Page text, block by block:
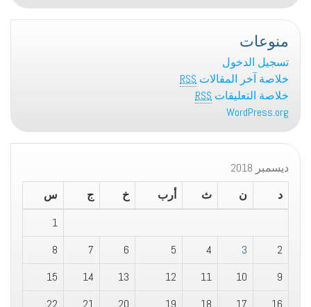
منوعات
تسجيل الدخول
خلاصة آخر المقالات RSS
خلاصة التعليقات RSS
WordPress.org
ديسمبر 2018
د
ن ث أرب خ ج
س
1
2
3
4
5
6
7
8
9
10
11
12
13
14
15
16
17
18
19
20
21
22